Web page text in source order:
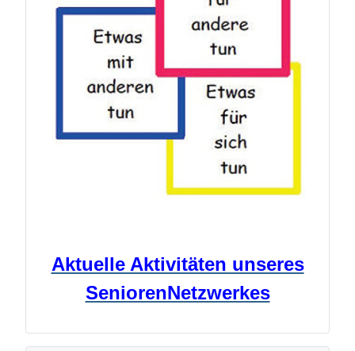
Aktuelle Aktivitäten unseres
SeniorenNetzwerkes